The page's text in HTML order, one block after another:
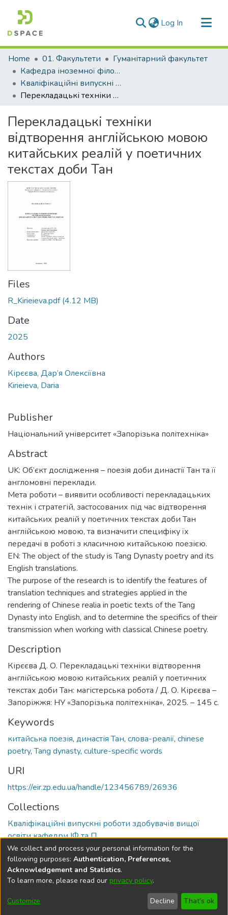
Log In (current)
Communities & Collections
All of DSpace
Statistics
Home 01. Факультети
Гуманітарний факультет
Кафедра іноземної філології та перекладу (Кафедра ІФ та П)
Кваліфікаційні випускні роботи здобувачів вищої освіти кафедри ІФ та П
Перекладацькі техніки відтворення англійською мовою китайських реалій у поетичних текстах доби Тан
Перекладацькі техніки
відтворення англійською мовою
китайських реалій у поетичних
текстах доби Тан
Files
R_Kirieieva.pdf(4.12 MB)
Date
2025
Authors
Кірєєва, Дар’я Олексіївна
Kirieieva, Daria
Publisher
Національний університет «Запорізька політехніка»
Abstract
UK: Об’єкт дослідження – поезія доби династії Тан та її
англомовні переклади.
Мета роботи – виявити особливості перекладацьких
технік і стратегій, застосованих під час відтворення
китайських реалій у поетичних текстах доби Тан
англійською мовою, та визначити специфіку їх
передачі в роботі з класичною китайською поезією.
EN: The object of the study is Tang Dynasty poetry and its
English translations.
The purpose of the research is to identify the features of
translation techniques and strategies applied in the
rendering of Chinese realia in poetic texts of the Tang
Dynasty into English, and to determine the specifics of their
transmission when working with classical Chinese poetry.
Description
Кірєєва Д. О. Перекладацькі техніки відтворення
англійською мовою китайських реалій у поетичних
текстах доби Тан: магістерська робота / Д. О. Кірєєва –
Запоріжжя: НУ «Запорізька політехніка», 2025. – 145 с.
Keywords
китайська поезія, династія Тан, слова-реалії, chinese
poetry,Tang dynasty, culture-specific words
URI
https://eir.zp.edu.ua/handle/123456789/26936
Collections
Кваліфікаційні випускні роботи здобувачів вищої
освіти кафедри ІФ та П
Full item page
DSpace softwarecopyright © 2002-2026
Cookie
End User
Agreement
Send
Feedback
We collect and process your personal information for the
following purposes: Authentication, Preferences,
Acknowledgement and Statistics.
To learn more, please read our privacy policy.
Customize Decline That's ok